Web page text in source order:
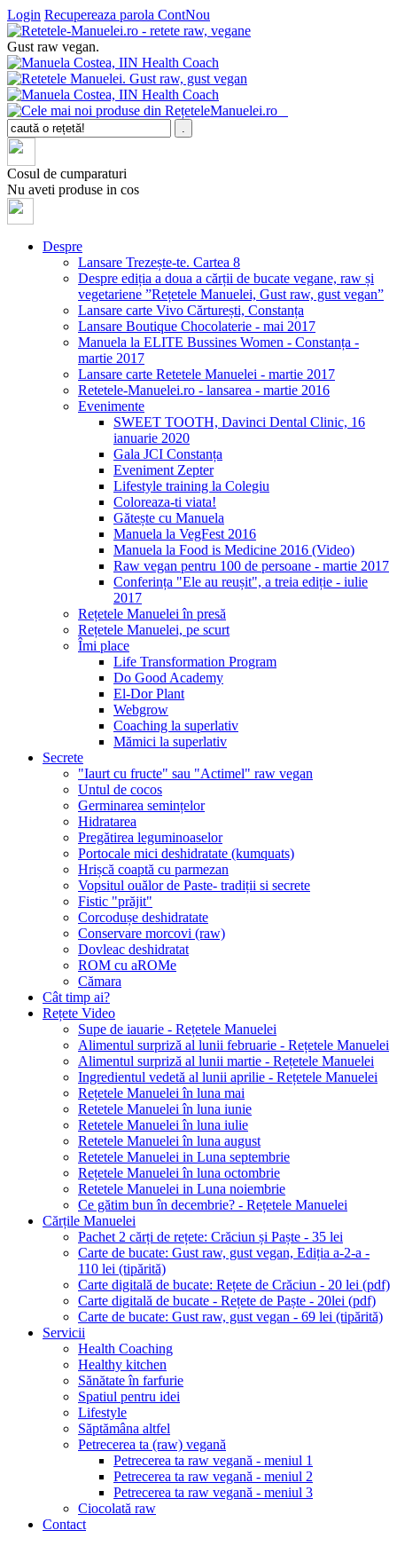
Login Recupereaza parola ContNou
Gust raw vegan.
Cosul de cumparaturi
Nu aveti produse in cos
Despre
Lansare Trezește-te. Cartea 8
Despre ediția a doua a cărții de bucate vegane, raw și
vegetariene ”Rețetele Manuelei, Gust raw, gust vegan”
Lansare carte Vivo Cărturești, Constanța
Lansare Boutique Chocolaterie - mai 2017
Manuela la ELITE Bussines Women - Constanța -
martie 2017
Lansare carte Retetele Manuelei - martie 2017
Retetele-Manuelei.ro - lansarea - martie 2016
Evenimente
SWEET TOOTH, Davinci Dental Clinic, 16
ianuarie 2020
Gala JCI Constanța
Eveniment Zepter
Lifestyle training la Colegiu
Coloreaza-ti viata!
Gătește cu Manuela
Manuela la VegFest 2016
Manuela la Food is Medicine 2016 (Video)
Raw vegan pentru 100 de persoane - martie 2017
Conferința "Ele au reușit", a treia ediție - iulie
2017
Rețetele Manuelei în presă
Rețetele Manuelei, pe scurt
Îmi place
Life Transformation Program
Do Good Academy
El-Dor Plant
Webgrow
Coaching la superlativ
Mămici la superlativ
Secrete
"Iaurt cu fructe" sau "Actimel" raw vegan
Untul de cocos
Germinarea semințelor
Hidratarea
Pregătirea leguminoaselor
Portocale mici deshidratate (kumquats)
Hrișcă coaptă cu parmezan
Vopsitul ouălor de Paste- tradiții si secrete
Fistic "prăjit"
Corcodușe deshidratate
Conservare morcovi (raw)
Dovleac deshidratat
ROM cu aROMe
Cămara
Cât timp ai?
Rețete Video
Supe de iauarie - Rețetele Manuelei
Alimentul surpriză al lunii februarie - Rețetele Manuelei
Alimentul surpriză al lunii martie - Rețetele Manuelei
Ingredientul vedetă al lunii aprilie - Rețetele Manuelei
Rețetele Manuelei în luna mai
Retetele Manuelei în luna iunie
Retetele Manuelei în luna iulie
Retetele Manuelei în luna august
Retetele Manuelei in Luna septembrie
Rețetele Manuelei în luna octombrie
Retetele Manuelei in Luna noiembrie
Ce gătim bun în decembrie? - Rețetele Manuelei
Cărțile Manuelei
Pachet 2 cărți de rețete: Crăciun și Paște - 35 lei
Carte de bucate: Gust raw, gust vegan, Ediția a-2-a -
110 lei (tipărită)
Carte digitală de bucate: Rețete de Crăciun - 20 lei (pdf)
Carte digitală de bucate - Rețete de Paște - 20lei (pdf)
Carte de bucate: Gust raw, gust vegan - 69 lei (tipărită)
Servicii
Health Coaching
Healthy kitchen
Sănătate în farfurie
Spatiul pentru idei
Lifestyle
Săptămâna altfel
Petrecerea ta (raw) vegană
Petrecerea ta raw vegană - meniul 1
Petrecerea ta raw vegană - meniul 2
Petrecerea ta raw vegană - meniul 3
Ciocolată raw
Contact